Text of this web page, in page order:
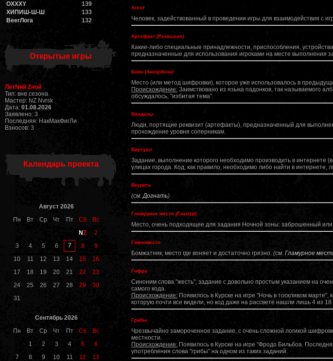
OXXXY
139
ХИПИШ-Ш-Ш
133
BeerЛога
132
Открытые игры
ЛетNий Zной
Тип: вне сезона
Мастер: NZ Nvrsk
Дата: 01.08.2026
Заявлено: 3
Последняя: НакМакФигЛи
Взносов: 3
Календарь проекта
Август 2026
Пн
Вт Ср Чт Пт Сб
Вс
NZ
2
3
4 5 6 7 8
9
10
11 12 13 14 15
16
17
18 19 20 21 22
23
24
25 26 27 28 29
30
31
Сентябрь 2026
Пн
Вт Ср Чт Пт Сб
Вс
1
2 3 4 5
6
7
8 9 10 11 12
13
Агент
Человек, задействованный в проведении игры для взаимодействия с
Артефакт (Реквизит)
Какие-либо специальные принадлежности, приспособления,
предназначенные для использования игроками на месте выполнения
Боян (Аккордеон)
Место (или метод шифровки), которое уже использовалось в
Происхождение: Заимствовано из языка падонков, так называемого
обсуждалось, "избитая тема".
Вандалы
Люди, портящие реквизит (артефакты), предназначенный для
прохождение уровня соперникам.
Виртуал
Задание, выполнение которого необходимо производить в интернете
улицах города. Код, как правило, необходимо либо найти в интернете,
Вкурить
(см.Догнать)
Гламурное место (Гламур)
Место, очень подходящее для задания Ночной зоны: заброшенный
Говноместо
Бомжатник, место где воняет и достаточно грязно. (см. Гламурное
Гофра
Синоним слова "жесть"; задание с довольно простым указанием на
самого кода.
Происхождение: Появилось в Курске на игре "Ночь в тоскливом
которую почти все видели, но код даже на рассвете нашли лишь 4 из 18
Грибы
Чрезвычайно замороченное задание, с очень сложной логикой
местности.
Происхождение: Появилось в Курске на игре "Фродо Бильбоа.
употребления слова "грибы" на одном из таких заданий.